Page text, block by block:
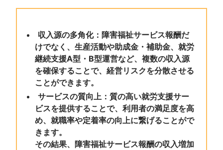
収入源の多角化：障害福祉サービス報酬だ
けでなく、生産活動や助成金・補助金、就労
継続支援A型・B型運営など、複数の収入源
を確保することで、経営リスクを分散させる
ことができます。
サービスの質向上：質の高い就労支援サー
ビスを提供することで、利用者の満足度を高
め、就職率や定着率の向上に繋げることがで
きます。
その結果、障害福祉サービス報酬の収入増加